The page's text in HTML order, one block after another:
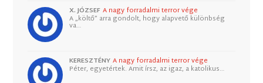
X. JÓZSEF A nagy forradalmi terror vége
A „költő” arra gondolt, hogy alapvető különbség
va…
KERESZTÉNY A nagy forradalmi terror vége
Péter, egyetértek. Amit írsz, az igaz, a katolikus…